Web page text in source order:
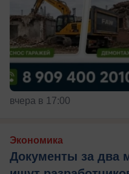
вчера в 17:00
Экономика
Документы за два